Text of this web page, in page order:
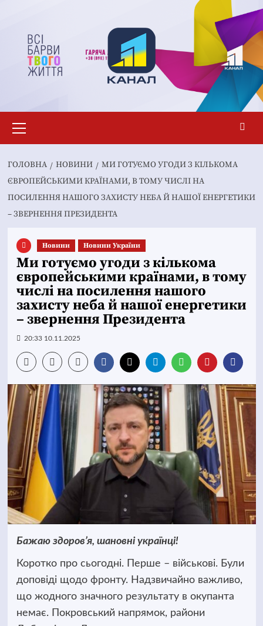
вмісту
меню
ГОЛОВНА НОВИНИ
МИ ГОТУЄМО УГОДИ З КІЛЬКОМА
ЄВРОПЕЙСЬКИМИ КРАЇНАМИ, В ТОМУ ЧИСЛІ НА
ПОСИЛЕННЯ НАШОГО ЗАХИСТУ НЕБА Й НАШОЇ ЕНЕРГЕТИКИ
– ЗВЕРНЕННЯ ПРЕЗИДЕНТА
Новини Новини України
Ми готуємо угоди з кількома
європейськими країнами, в тому
числі на посилення нашого
захисту неба й нашої енергетики
– звернення Президента
20:33 10.11.2025
Бажаю здоров’я, шановні українці!
Коротко про сьогодні. Перше – військові. Були
доповіді щодо фронту. Надзвичайно важливо,
що жодного значного результату в окупанта
немає. Покровський напрямок, райони